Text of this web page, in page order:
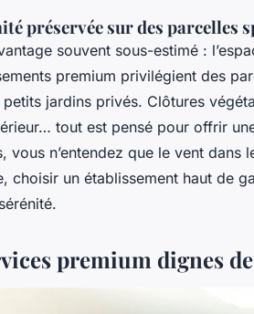
préservée sur des parcelles
souvent sous-estimé :
premium privilégient des
jardins privés. Clôtures
tout est pensé pour offrir
vous n’entendez que le vent dans
choisir un établissement haut de
premium dignes